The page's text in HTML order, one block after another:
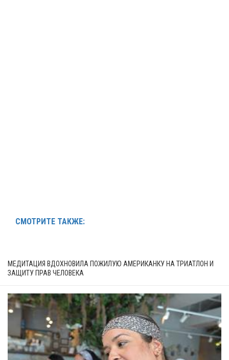
СМОТРИТЕ ТАКЖЕ:
МЕДИТАЦИЯ ВДОХНОВИЛА ПОЖИЛУЮ АМЕРИКАНКУ НА ТРИАТЛОН И
ЗАЩИТУ ПРАВ ЧЕЛОВЕКА